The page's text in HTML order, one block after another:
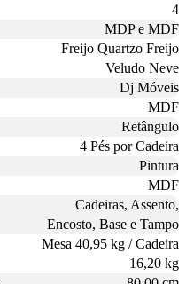
4
MDP e MDF
Freijo Quartzo Freijo
Veludo Neve
Dj Móveis
MDF
Retângulo
4 Pés por Cadeira
Pintura
MDF
Cadeiras, Assento,
Encosto, Base e Tampo
Mesa 40,95 kg / Cadeira
16,20 kg